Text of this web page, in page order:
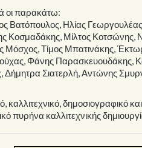
οι παρακάτω:
Βατόπουλος, Ηλίας
Κοσμαδάκης, Μίλτος Κοτσώνης,
Μόσχος, Τίμος Μπατινάκης,
Φάνης Παρασκευουδάκης,
Σιατερλή, Αντώνης
δημοσιογραφικό
πυρήνα καλλιτεχνικής